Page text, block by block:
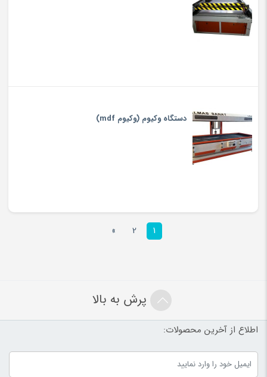
دستگاه وکیوم (وکیوم mdf)
1
2
»
پرش به بالا
اطلاع از آخرین محصولات: